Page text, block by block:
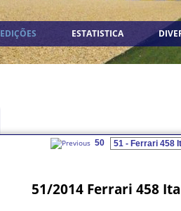
EDIÇÕES ESTATISTICA
50
51/2014 Ferrari 458